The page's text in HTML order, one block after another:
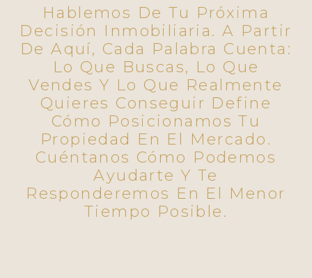
Hablemos De Tu Próxima
Decisión Inmobiliaria. A Partir
De Aquí, Cada Palabra Cuenta:
Lo Que Buscas, Lo Que
Vendes Y Lo Que Realmente
Quieres Conseguir Define
Cómo Posicionamos Tu
Propiedad En El Mercado.
Cuéntanos Cómo Podemos
Ayudarte Y Te
Responderemos En El Menor
Tiempo Posible.